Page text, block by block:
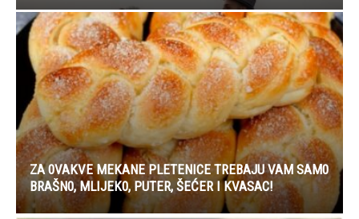
ZA 0VAKVE MEKANE PLETENICE TREBAJU VAM SAM0
BRAŠN0, MLIJEK0, PUTER, ŠEĆER I KVASAC!